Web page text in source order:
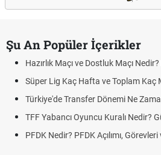
Şu An Popüler İçerikler
Hazırlık Maçı ve Dostluk Maçı
Süper Lig Kaç Hafta ve Toplam Kaç
Türkiye'de Transfer Dönemi Ne
TFF Yabancı Oyuncu Kuralı Nedir?
PFDK Nedir? PFDK Açılımı,